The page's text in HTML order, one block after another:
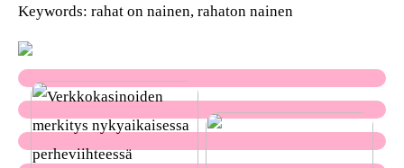
Keywords: rahat on nainen, rahaton nainen